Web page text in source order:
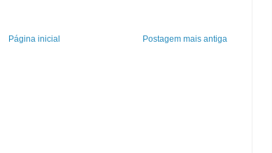
Postagem mais antiga
Página inicial